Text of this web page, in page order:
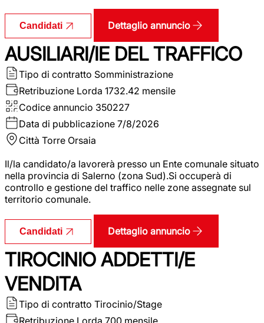
Candidati Dettaglio annuncio
AUSILIARI/IE DEL TRAFFICO
Tipo di contratto Somministrazione
Retribuzione Lorda 1732.42 mensile
Codice annuncio 350227
Data di pubblicazione 7/8/2026
Città Torre Orsaia
Il/la candidato/a lavorerà presso un Ente comunale situato
nella provincia di Salerno (zona Sud).Si occuperà di
controllo e gestione del traffico nelle zone assegnate sul
territorio comunale.
Candidati Dettaglio annuncio
TIROCINIO ADDETTI/E
VENDITA
Tipo di contratto Tirocinio/Stage
Retribuzione Lorda 700 mensile